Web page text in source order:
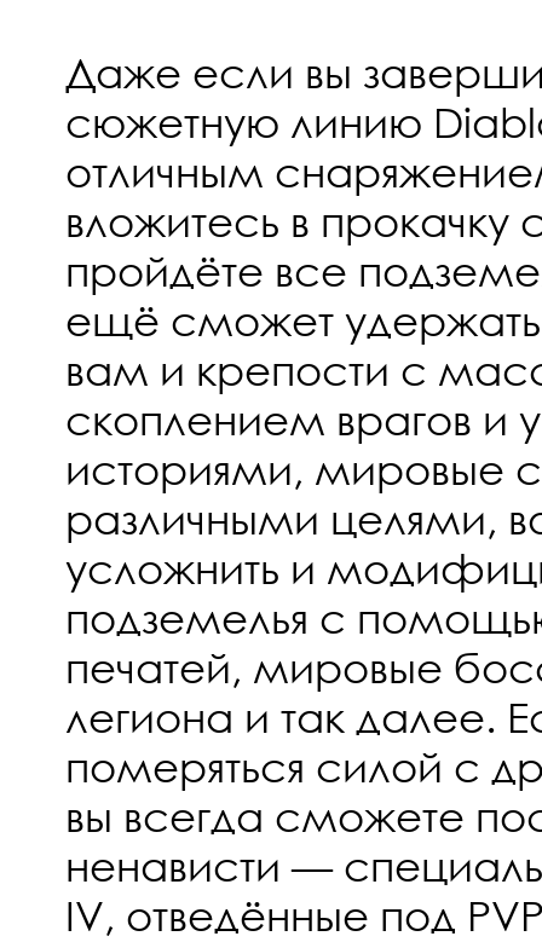
Даже если вы
сюжетную линию
отличным
вложитесь в прокачку
пройдёте все
ещё сможет удержать
вам и крепости с
скоплением врагов и
историями, мировые
различными целями,
усложнить и
подземелья с
печатей, мировые
легиона и так далее.
померяться силой с
вы всегда сможете
ненависти —
IV, отведённые под